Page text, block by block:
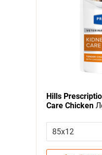
Hills
Care Chicken
Заболеваниях
за упаковку)
85x12